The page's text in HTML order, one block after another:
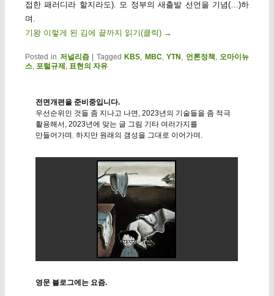
접한 패러디라 할지라도). 모 정부의 새출발 선언을 기념(…)하
며.
기왕 이렇게 된 김에 끝까지 읽기(클릭) →
Posted in 저널리즘 Tagged KBS, MBC,YTN , 언론정책 ,오마이뉴
스, 포털규제 , 표현의 자유
전면개편을 준비중입니다.
우선순위인 것들 좀 지나고 나면, 2023년의 기술들을 좀 적극
활용해서, 2023년에 맞는 글 그림 기타 여러가지를
만들어가며. 하지만 원래의 갬성을 그대로 이어가며.
영문 블로그에는 요즘.